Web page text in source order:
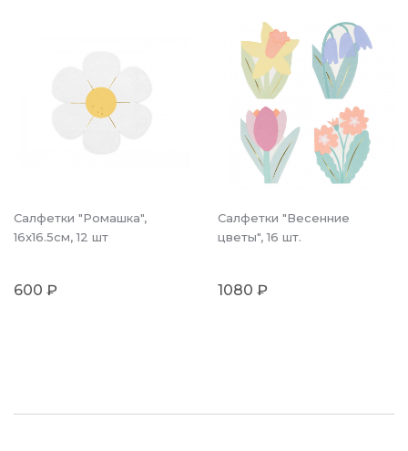
Салфетки "Ромашка",
16x16.5см, 12 шт
600 ₽
Салфетки "Весенние
цветы", 16 шт.
1080 ₽